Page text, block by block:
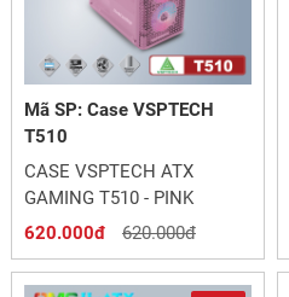
Mã SP: Case VSPTECH
T510
CASE VSPTECH ATX
GAMING T510 - PINK
620.000đ
620.000đ